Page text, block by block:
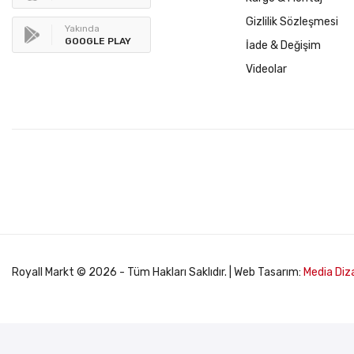
Yakında
GOOGLE PLAY
Gizlilik Sözleşmesi
İade & Değişim
Videolar
Royall Markt © 2026 - Tüm Hakları Saklıdır. | Web Tasarım: Media